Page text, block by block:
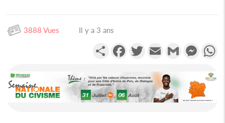
3888 Vues Il y a 3 ans
PartagerFacebookTwitterEmail Gmail